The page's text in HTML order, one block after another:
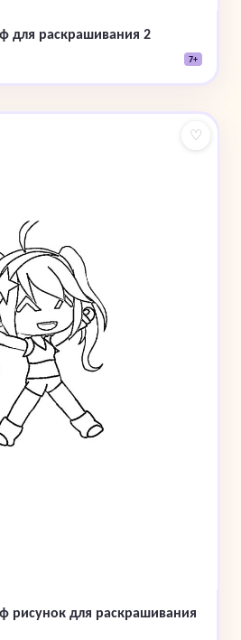
для раскрашивания 2
7+
♡
рисунок для раскрашивания